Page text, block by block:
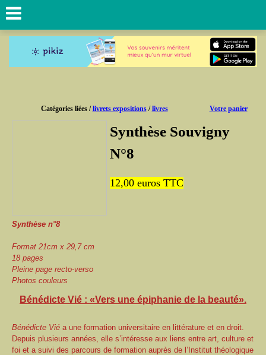
Catégories liées /livrets expositions/livres Votre panier
Synthèse Souvigny
N°8
12,00 euros TTC
Synthèse n°8
Format 21cm x 29,7 cm
18 pages
Pleine page recto-verso
Photos couleurs
Bénédicte Vié : «Vers une épiphanie de la beauté».
Bénédicte Vié a une formation universitaire en littérature et en droit.
Depuis plusieurs années, elle s’intéresse aux liens entre art, culture et
foi et a suivi des parcours de formation auprès de l’Institut théologique